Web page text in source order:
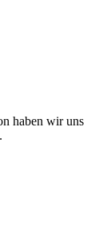
haben wir uns